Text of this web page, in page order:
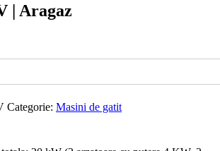
| Aragaz
Categorie: Masini de gatit